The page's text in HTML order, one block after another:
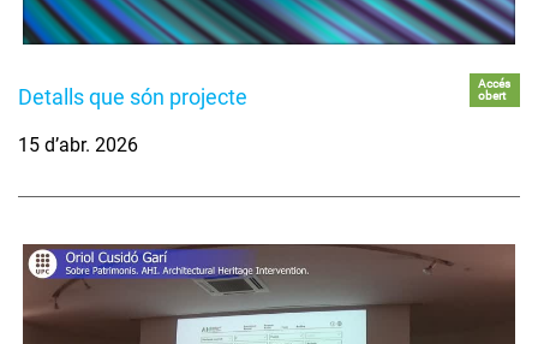
Detalls que són projecte
Accés
obert
15 d’abr. 2026